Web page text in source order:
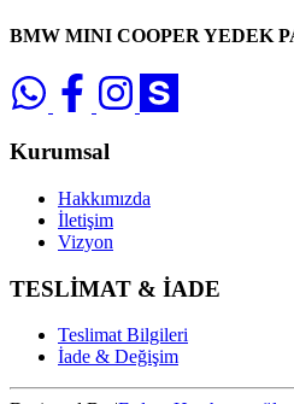
BMW MINI COOPER YEDEK
Kurumsal
Hakkımızda
İletişim
Vizyon
TESLİMAT & İADE
Teslimat Bilgileri
İade & Değişim